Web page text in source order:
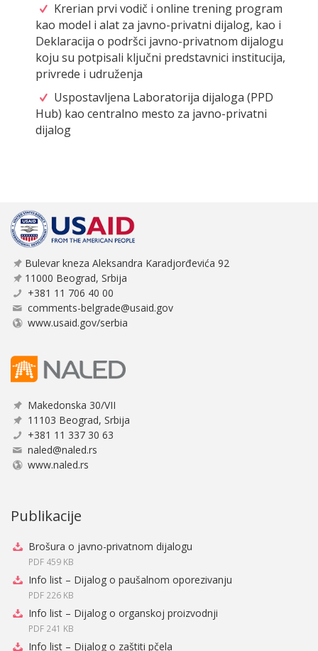
Krerian prvi vodič i online trening program
kao model i alat za javno-privatni dijalog, kao i
Deklaracija o podršci javno-privatnom dijalogu
koju su potpisali ključni predstavnici institucija,
privrede i udruženja
Uspostavljena Laboratorija dijaloga (PPD
Hub) kao centralno mesto za javno-privatni
dijalog
Bulevar kneza Aleksandra Karadjorđevića 92
11000 Beograd, Srbija
+381 11 706 40 00
comments-belgrade@usaid.gov
www.usaid.gov/serbia
Makedonska 30/VII
11103 Beograd, Srbija
+381 11 337 30 63
naled@naled.rs
www.naled.rs
Publikacije
Brošura o javno-privatnom dijalogu
PDF 459 KB
Info list – Dijalog o paušalnom oporezivanju
PDF 226 KB
Info list – Dijalog o organskoj proizvodnji
PDF 241 KB
Info list – Dijalog o zaštiti pčela